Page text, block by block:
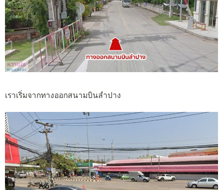
เราเริ่มจากทางออกสนามบินลำปาง